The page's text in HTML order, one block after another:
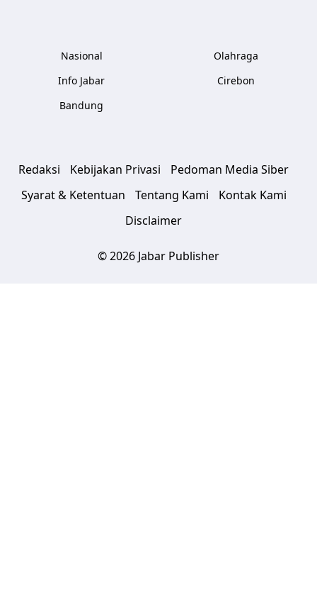
Nasional
Info Jabar
Bandung
Olahraga
Cirebon
Redaksi Kebijakan Privasi
Pedoman Media Siber
Syarat & Ketentuan
Tentang Kami
Kontak Kami
Disclaimer
© 2026 Jabar Publisher